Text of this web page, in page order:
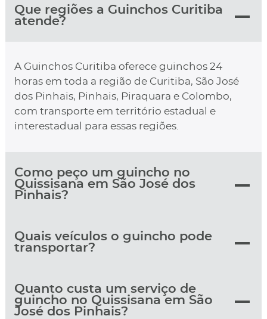
Que regiões a Guinchos Curitiba
atende?
A Guinchos Curitiba oferece guinchos 24
horas em toda a região de Curitiba, São José
dos Pinhais, Pinhais, Piraquara e Colombo,
com transporte em território estadual e
interestadual para essas regiões.
Como peço um guincho no
Quissisana em São José dos
Pinhais?
Quais veículos o guincho pode
transportar?
Quanto custa um serviço de
guincho no Quissisana em São
José dos Pinhais?